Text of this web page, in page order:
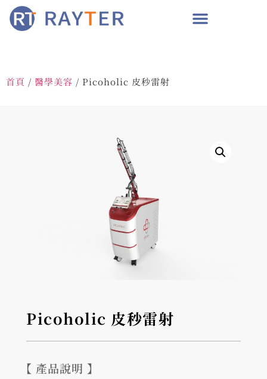
首頁 / 醫學美容 / Picoholic 皮秒雷射
Picoholic 皮秒雷射
【 產品說明 】